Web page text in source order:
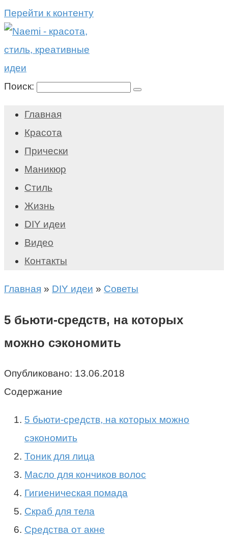
Перейти к контенту
Поиск:
Главная
Красота
Прически
Маникюр
Стиль
Жизнь
DIY идеи
Видео
Контакты
Главная » DIY идеи » Советы
5 бьюти-средств, на которых
можно сэкономить
Опубликовано: 13.06.2018
Содержание
5 бьюти-средств, на которых можно
сэкономить
Тоник для лица
Масло для кончиков волос
Гигиеническая помада
Скраб для тела
Средства от акне